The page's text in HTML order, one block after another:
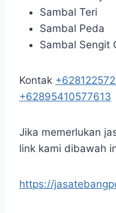
Sambal Teri
Sambal Peda
Sambal Sengit
Kontak
+62895410577613
Jika memerlukan
link kami dibawah
https://